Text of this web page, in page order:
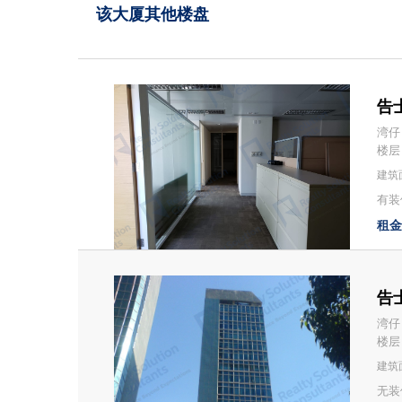
该大厦其他楼盘
告
湾
楼
建筑
有
租
告
湾
楼
建筑
无